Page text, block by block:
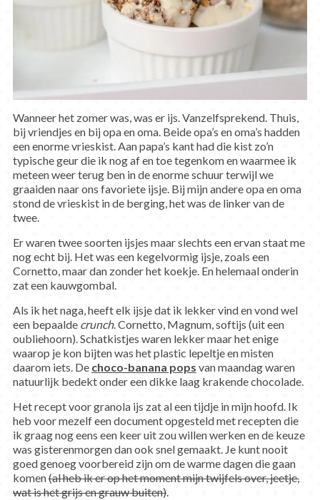
Wanneer het zomer was, was er ijs. Vanzelfsprekend. Thuis,
bij vriendjes en bij opa en oma. Beide opa’s en oma’s hadden
een enorme vrieskist. Aan papa’s kant had die kist zo’n
typische geur die ik nog af en toe tegenkom en waarmee ik
meteen weer terug ben in de enorme schuur terwijl we
graaiden naar ons favoriete ijsje. Bij mijn andere opa en oma
stond de vrieskist in de berging, het was de linker van de
twee.
Er waren twee soorten ijsjes maar slechts een ervan staat me
nog echt bij. Het was een kegelvormig ijsje, zoals een
Cornetto, maar dan zonder het koekje. En helemaal onderin
zat een kauwgombal.
Als ik het naga, heeft elk ijsje dat ik lekker vind en vond wel
een bepaalde crunch. Cornetto, Magnum, softijs (uit een
oubliehoorn). Schatkistjes waren lekker maar het enige
waarop je kon bijten was het plastic lepeltje en misten
daarom iets. De choco-banana pops van maandag waren
natuurlijk bedekt onder een dikke laag krakende chocolade.
Het recept voor granola ijs zat al een tijdje in mijn hoofd. Ik
heb voor mezelf een document opgesteld met recepten die
ik graag nog eens een keer uit zou willen werken en de keuze
was gisterenmorgen dan ook snel gemaakt. Je kunt nooit
goed genoeg voorbereid zijn om de warme dagen die gaan
komen(al heb ik er op het moment mijn twijfels over, jeetje,
wat is het grijs en grauw buiten).